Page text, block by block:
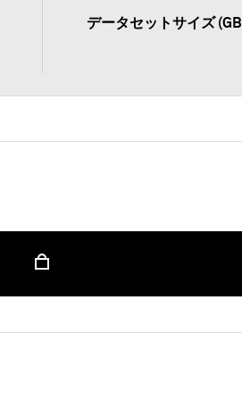
データセットサイズ